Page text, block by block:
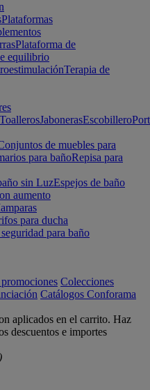
Plataformas
Plataforma de
equilibrio
Terapia de
ToallerosJabonerasEscobillero
de muebles para
para bañoRepisa para
sin LuzEspejos de baño
aumento
para ducha
para baño
Colecciones
Catálogos Conforama
aplicados en el carrito. Haz
descuentos e importes